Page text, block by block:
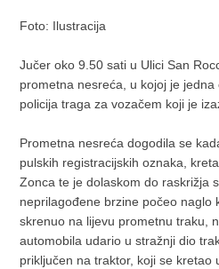
Foto: Ilustracija
Jučer oko 9.50 sati u Ulici San
prometna nesreća, u kojoj je
policija traga za vozačem koji je
Prometna nesreća dogodila se
pulskih registracijskih oznaka,
Zonca te je dolaskom do raskrižja
neprilagođene brzine počeo naglo
skrenuo na lijevu prometnu traku,
automobila udario u stražnji dio
priključen na traktor, koji se kretao